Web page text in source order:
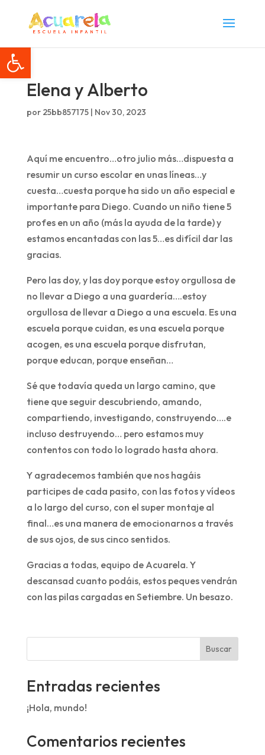
Abrir barra de herramientas
Elena y Alberto
por 25bb857175| Nov 30, 2023
Aquí me encuentro…otro julio más…dispuesta a
resumir un curso escolar en unas líneas…y
cuesta…cuesta porque ha sido un año especial e
importante para Diego. Cuando un niño tiene 5
profes en un año (más la ayuda de la tarde) y
estamos encantadas con las 5…es difícil dar las
gracias.
Pero las doy, y las doy porque estoy orgullosa de
no llevar a Diego a una guardería….estoy
orgullosa de llevar a Diego a una escuela. Es una
escuela porque cuidan, es una escuela porque
acogen, es una escuela porque disfrutan,
porque educan, porque enseñan…
Sé que todavía queda un largo camino, que
tiene que seguir descubriendo, amando,
compartiendo, investigando, construyendo….e
incluso destruyendo… pero estamos muy
contentos con todo lo logrado hasta ahora.
Y agradecemos también que nos hagáis
participes de cada pasito, con las fotos y vídeos
a lo largo del curso, con el super montaje al
final…es una manera de emocionarnos a través
de sus ojos, de sus cinco sentidos.
Gracias a todas, equipo de Acuarela. Y
descansad cuanto podáis, estos peques vendrán
con las pilas cargadas en Setiembre. Un besazo.
Buscar
Entradas recientes
¡Hola, mundo!
Comentarios recientes